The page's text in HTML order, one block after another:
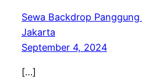
Sewa Backdrop
Jakarta
September 4, 2024
[…]